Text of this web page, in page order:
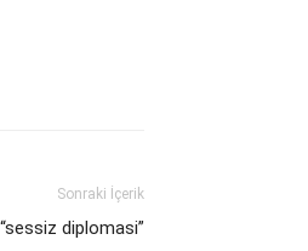
Sonraki İçerik
diplomasi”